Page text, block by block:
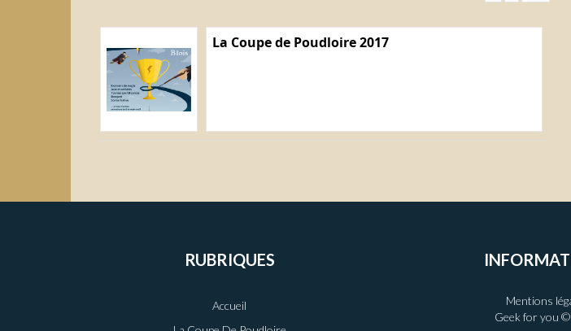
La Coupe de Poudloire 2017
RUBRIQUES
Accueil
Mentions
Geek for you